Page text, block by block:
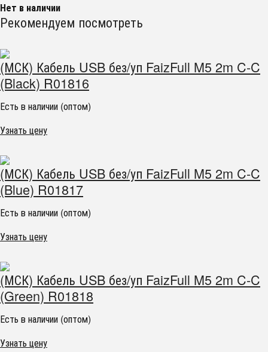
Нет в наличии
Рекомендуем посмотреть
(МСК) Кабель USB без/уп FaizFull M5 2m C-C
(Black) R01816
Есть в наличии (оптом)
Узнать цену
(МСК) Кабель USB без/уп FaizFull M5 2m C-C
(Blue) R01817
Есть в наличии (оптом)
Узнать цену
(МСК) Кабель USB без/уп FaizFull M5 2m C-C
(Green) R01818
Есть в наличии (оптом)
Узнать цену